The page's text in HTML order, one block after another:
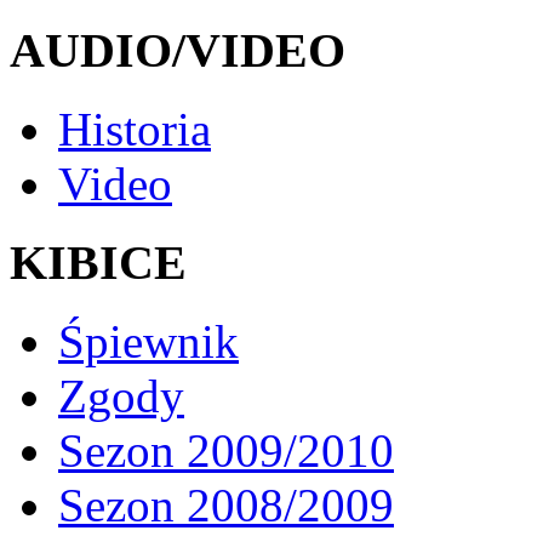
AUDIO/VIDEO
Historia
Video
KIBICE
Śpiewnik
Zgody
Sezon 2009/2010
Sezon 2008/2009